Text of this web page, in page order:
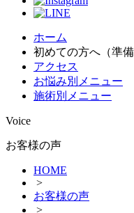
ホーム
初めての方へ（準備
アクセス
お悩み別メニュー
施術別メニュー
Voice
お客様の声
HOME
>
お客様の声
>